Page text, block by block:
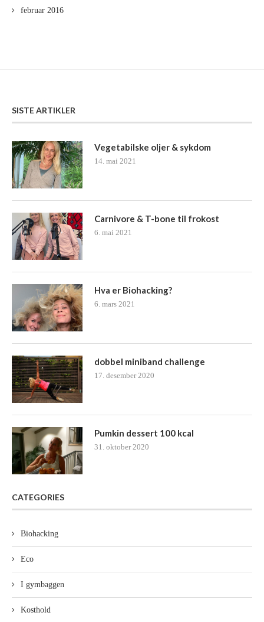
februar 2016
SISTE ARTIKLER
Vegetabilske oljer & sykdom
14. mai 2021
Carnivore & T-bone til frokost
6. mai 2021
Hva er Biohacking?
6. mars 2021
dobbel miniband challenge
17. desember 2020
Pumkin dessert 100 kcal
31. oktober 2020
CATEGORIES
Biohacking
Eco
I gymbaggen
Kosthold